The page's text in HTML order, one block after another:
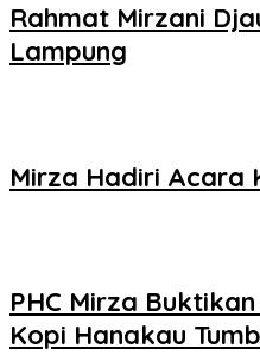
Rahmat Mirzani
Lampung
Mirza Hadiri Acara
PHC Mirza
Kopi Hanakau